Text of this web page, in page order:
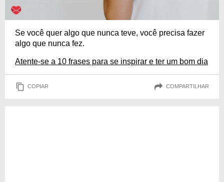
Se você quer algo que nunca teve, você precisa fazer
algo que nunca fez.
Atente-se a 10 frases para se inspirar e ter um bom dia
COPIAR COMPARTILHAR